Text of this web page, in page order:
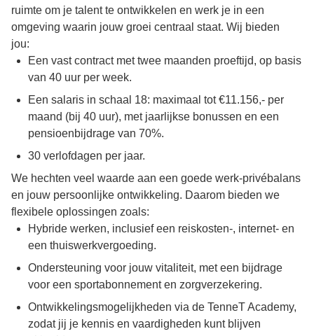
ruimte om je talent te ontwikkelen en werk je in een
omgeving waarin jouw groei centraal staat. Wij bieden
jou:
Een vast contract met twee maanden proeftijd, op basis
van 40 uur per week.
Een salaris in schaal 18: maximaal tot €11.156,- per
maand (bij 40 uur), met jaarlijkse bonussen en een
pensioenbijdrage van 70%.
30 verlofdagen per jaar.
We hechten veel waarde aan een goede werk-privébalans
en jouw persoonlijke ontwikkeling. Daarom bieden we
flexibele oplossingen zoals:
Hybride werken, inclusief een reiskosten-, internet- en
een thuiswerkvergoeding.
Ondersteuning voor jouw vitaliteit, met een bijdrage
voor een sportabonnement en zorgverzekering.
Ontwikkelingsmogelijkheden via de TenneT Academy,
zodat jij je kennis en vaardigheden kunt blijven